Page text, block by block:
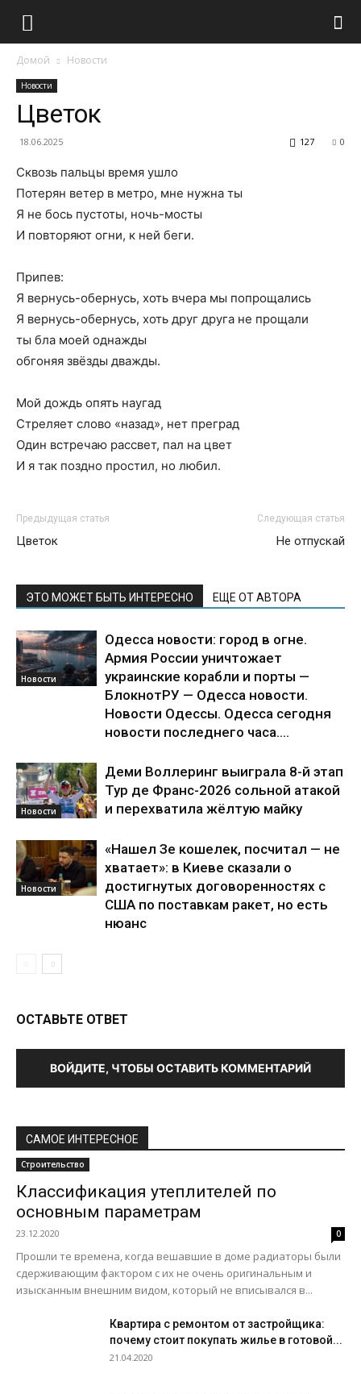
Домой Новости
Новости
Цветок
18.06.2025 0
127
Сквозь пальцы время ушло
Потерян ветер в метро, мне нужна ты
Я не бось пустоты, ночь-мосты
И повторяют огни, к ней беги.
Припев:
Я вернусь-обернусь, хоть вчера мы попрощались
Я вернусь-обернусь, хоть друг друга не прощали
ты бла моей однажды
обгоняя звёзды дважды.
Мой дождь опять наугад
Стреляет слово «назад», нет преград
Один встречаю рассвет, пал на цвет
И я так поздно простил, но любил.
Предыдущая статья
Цветок
Следующая статья
Не отпускай
ЭТО МОЖЕТ БЫТЬ ИНТЕРЕСНО ЕЩЕ ОТ АВТОРА
Новости
Одесса новости: город в огне.
Армия России уничтожает
украинские корабли и порты —
БлокнотРУ — Одесса новости.
Новости Одессы. Одесса сегодня
новости последнего часа....
Новости
Деми Воллеринг выиграла 8-й этап
Тур де Франс-2026 сольной атакой
и перехватила жёлтую майку
Новости
«Нашел Зе кошелек, посчитал — не
хватает»: в Киеве сказали о
достигнутых договоренностях с
США по поставкам ракет, но есть
нюанс
ОСТАВЬТЕ ОТВЕТ
ВОЙДИТЕ, ЧТОБЫ ОСТАВИТЬ КОММЕНТАРИЙ
САМОЕ ИНТЕРЕСНОЕ
Строительство
Классификация утеплителей по
основным параметрам
23.12.2020 0
Прошли те времена, когда вешавшие в доме радиаторы были
сдерживающим фактором с их не очень оригинальным и
изысканным внешним видом, который не вписывался в...
Квартира с ремонтом от застройщика:
почему стоит покупать жилье в готовой...
21.04.2020